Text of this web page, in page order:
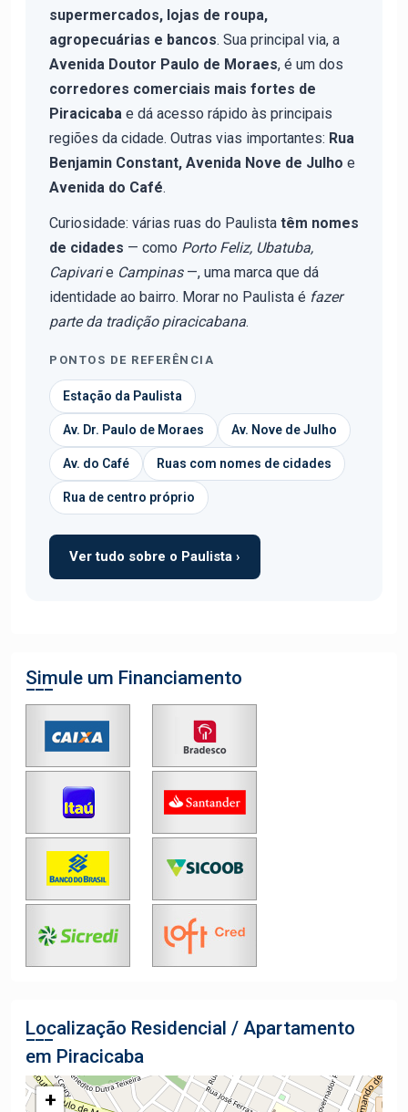
supermercados, lojas de roupa,
agropecuárias e bancos. Sua principal via, a
Avenida Doutor Paulo de Moraes, é um dos
corredores comerciais mais fortes de
Piracicaba e dá acesso rápido às principais
regiões da cidade. Outras vias importantes: Rua
Benjamin Constant, Avenida Nove de Julho e
Avenida do Café.
Curiosidade: várias ruas do Paulista têm nomes
de cidades — como Porto Feliz, Ubatuba,
Capivarie Campinas—, uma marca que dá
identidade ao bairro. Morar no Paulista é fazer
parte da tradição piracicabana.
PONTOS DE REFERÊNCIA
Estação da Paulista
Av. Dr. Paulo de Moraes Av. Nove de Julho
Av. do Café Ruas com nomes de cidades
Rua de centro próprio
Ver tudo sobre o Paulista ›
Simule um Financiamento
Localização Residencial / Apartamento
em Piracicaba
+